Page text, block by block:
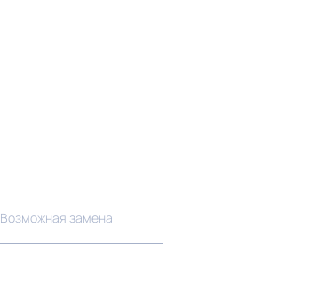
Возможная замена